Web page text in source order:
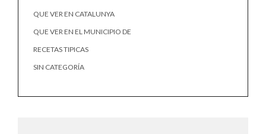
QUE VER EN CATALUNYA
QUE VER EN EL MUNICIPIO DE
RECETAS TIPICAS
SIN CATEGORÍA